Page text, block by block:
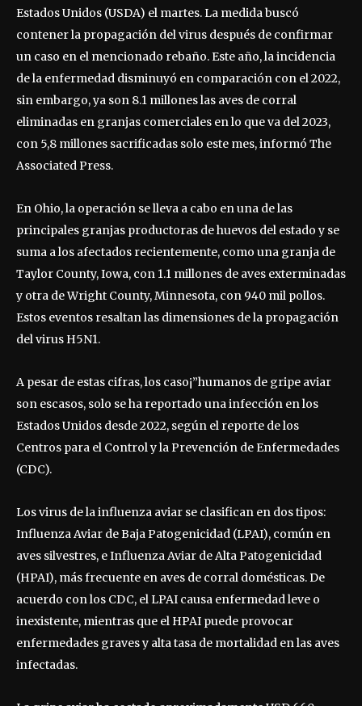
Estados Unidos (USDA) el martes. La medida buscó
contener la propagación del virus después de confirmar
un caso en el mencionado rebaño. Este año, la incidencia
de la enfermedad disminuyó en comparación con el 2022,
sin embargo, ya son 8.1 millones las aves de corral
eliminadas en granjas comerciales en lo que va del 2023,
con 5,8 millones sacrificadas solo este mes, informó The
Associated Press.
En Ohio, la operación se lleva a cabo en una de las
principales granjas productoras de huevos del estado y se
suma a los afectados recientemente, como una granja de
Taylor County, Iowa, con 1.1 millones de aves exterminadas
y otra de Wright County, Minnesota, con 940 mil pollos.
Estos eventos resaltan las dimensiones de la propagación
del virus H5N1.
A pesar de estas cifras, los caso¡”humanos de gripe aviar
son escasos, solo se ha reportado una infección en los
Estados Unidos desde 2022, según el reporte de los
Centros para el Control y la Prevención de Enfermedades
(CDC).
Los virus de la influenza aviar se clasifican en dos tipos:
Influenza Aviar de Baja Patogenicidad (LPAI), común en
aves silvestres, e Influenza Aviar de Alta Patogenicidad
(HPAI), más frecuente en aves de corral domésticas. De
acuerdo con los CDC, el LPAI causa enfermedad leve o
inexistente, mientras que el HPAI puede provocar
enfermedades graves y alta tasa de mortalidad en las aves
infectadas.